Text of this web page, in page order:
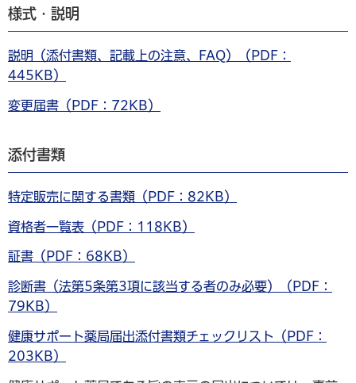
様式・説明
説明（添付書類、記載上の注意、FAQ）（PDF：
445KB）
変更届書（PDF：72KB）
添付書類
特定販売に関する書類（PDF：82KB）
資格者一覧表（PDF：118KB）
証書（PDF：68KB）
診断書（法第5条第3項に該当する者のみ必要）（PDF：
79KB）
健康サポート薬局届出添付書類チェックリスト（PDF：
203KB）